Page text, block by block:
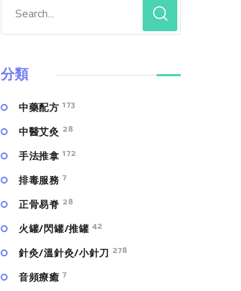
分類
中藥配方 173
中醫艾灸 28
手法推拿 172
排毒服務 7
正骨易脊 28
火罐/閃罐/推罐 42
針灸/溫針灸/小針刀 278
⾳頻療癒 7